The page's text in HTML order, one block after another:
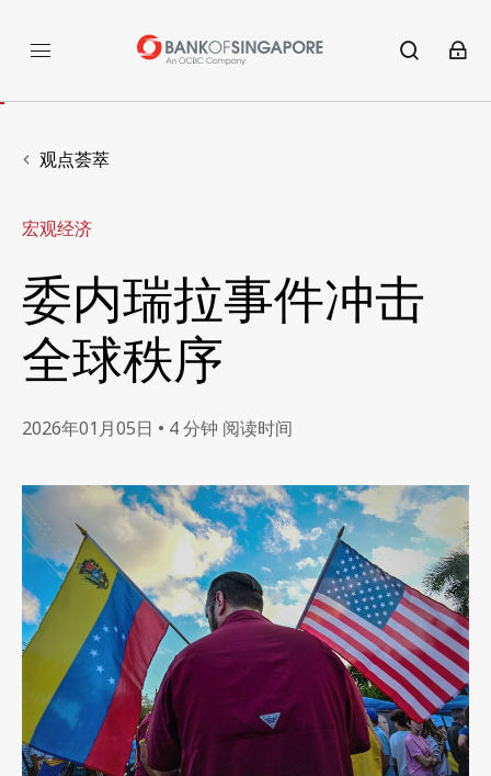
观点荟萃
宏观经济
委内瑞拉事件冲击
全球秩序
2026年01月05日 • 4 分钟 阅读时间